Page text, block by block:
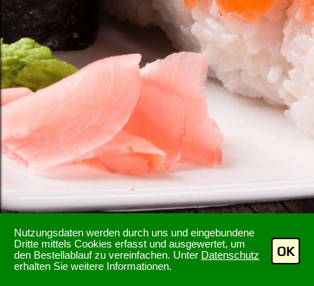
Nutzungsdaten werden durch uns und eingebundene
Dritte mittels Cookies erfasst und ausgewertet, um
den Bestellablauf zu vereinfachen. Unter Datenschutz
erhalten Sie weitere Informationen.
OK